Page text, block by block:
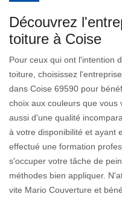
Découvrez
toiture à Coise
Pour ceux qui ont l'intention
toiture, choisissez
dans Coise 69590 pour
choix aux couleurs que
aussi d'une qualité
à votre disponibilité et ayant
effectué une formation
s'occuper votre tâche de
méthodes bien appliquer.
vite Mario Couverture et